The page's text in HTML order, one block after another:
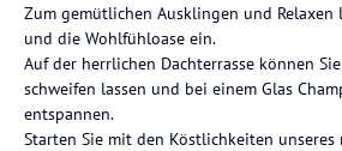
Zum gemütlichen Ausklingen und Relaxen
und die Wohlfühloase ein.
Auf der herrlichen Dachterrasse können
schweifen lassen und bei einem Glas
entspannen.
Starten Sie mit den Köstlichkeiten